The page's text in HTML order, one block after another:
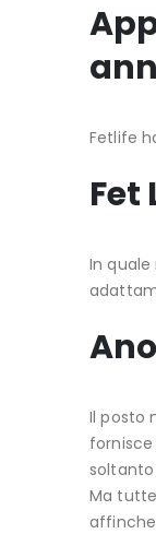
Fetlife
Fet
In
Il posto
Ma